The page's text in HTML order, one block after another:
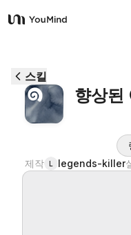
YouMind
사용 사례
스킬
향상된
제작 L legends-killer